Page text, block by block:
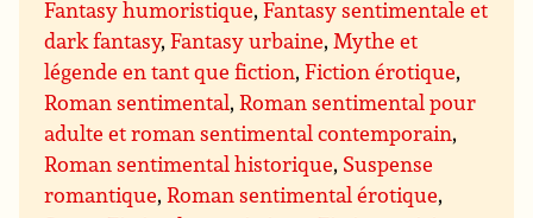
Fantasy humoristique,Fantasy sentimentale et
dark fantasy,Fantasy urbaine,Mythe et
légende en tant que fiction,Fiction érotique,
Roman sentimental,Roman sentimental pour
adulte et roman sentimental contemporain,
Roman sentimental historique, Suspense
romantique,Roman sentimental érotique,